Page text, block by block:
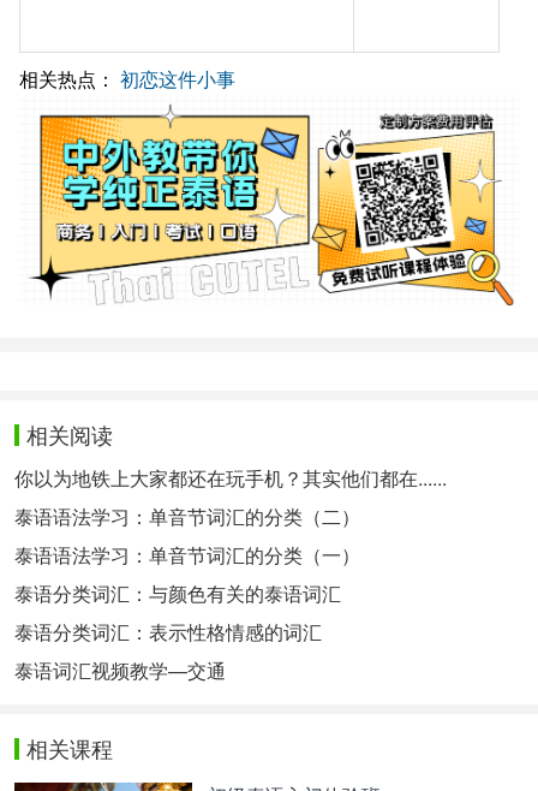
相关热点： 初恋这件小事
相关阅读
你以为地铁上大家都还在玩手机？其实他们都在......
泰语语法学习：单音节词汇的分类（二）
泰语语法学习：单音节词汇的分类（一）
泰语分类词汇：与颜色有关的泰语词汇
泰语分类词汇：表示性格情感的词汇
泰语词汇视频教学—交通
相关课程